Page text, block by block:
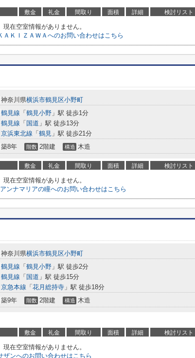
敷金 礼金 間取り 面積 詳細 検討リスト
現在空室情報がありません。
ＡＫＩＺＡＷＡへのお問い合わせはこちら
神奈川県横浜市鶴見区小野町
鶴見線 「 鶴見小野 」駅 徒歩1分
鶴見線 「 国道 」駅 徒歩13分
京浜東北線 「 鶴見 」駅 徒歩21分
築8年 階数 2階建 構造 木造
敷金 礼金 間取り 面積 詳細 検討リスト
現在空室情報がありません。
ンナマリアの瞳へのお問い合わせはこちら
神奈川県横浜市鶴見区小野町
鶴見線 「 鶴見小野 」駅 徒歩2分
鶴見線 「 国道 」駅 徒歩15分
京急本線 「 花月総持寺 」駅 徒歩18分
築9年 階数 2階建 構造 木造
敷金 礼金 間取り 面積 詳細 検討リスト
現在空室情報がありません。
ザンへのお問い合わせはこちら